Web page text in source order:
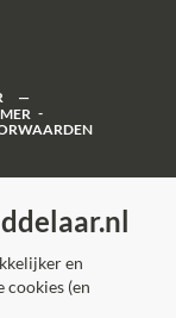
view of a
en
cookies (en